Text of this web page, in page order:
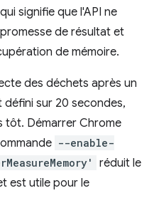
signifie que l'API ne
de résultat et
de mémoire.
des déchets après un
sur 20 secondes,
tôt. Démarrer Chrome
--enable-
réduit le
est utile pour le